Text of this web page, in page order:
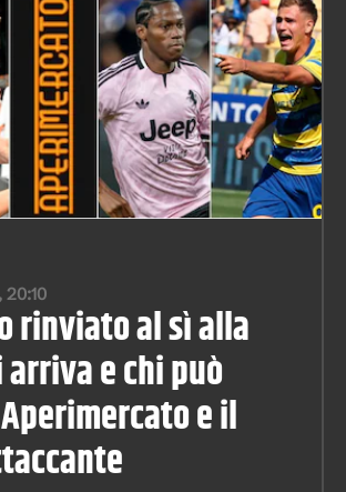
20:10
rinviato al sì alla
arriva e chi può
e il